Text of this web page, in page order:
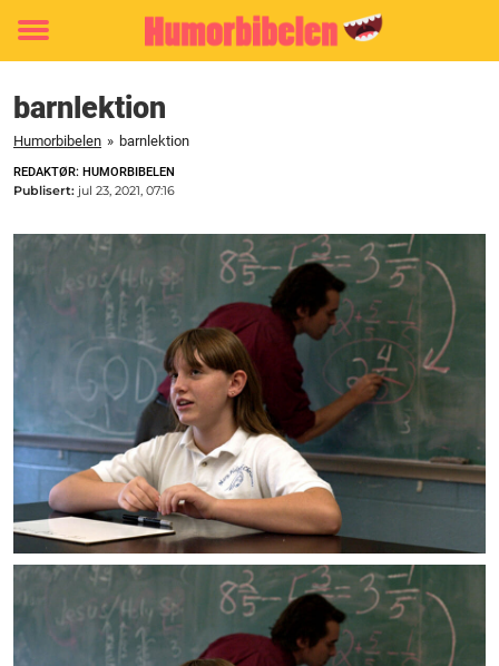
Toggle
barnlektion
Humorbibelen » barnlektion
REDAKTØR: HUMORBIBELEN
Publisert: jul 23, 2021, 07:16